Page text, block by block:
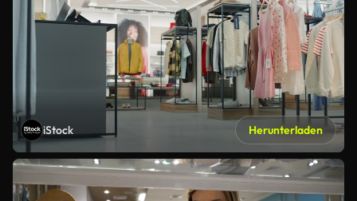
iStock Herunterladen